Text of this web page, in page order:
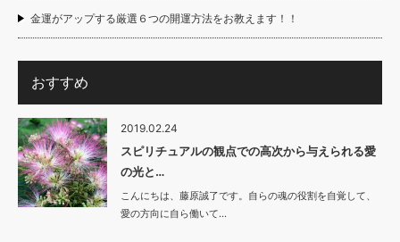
金運がアップする厳選６つの開運方法をお教えます！！
おすすめ
2019.02.24
スピリチュアルの観点での高次から与えられる愛
の光と…
こんにちは、藤原誠了です。自らの魂の役割を自覚して、
愛の方向に自ら働いて…